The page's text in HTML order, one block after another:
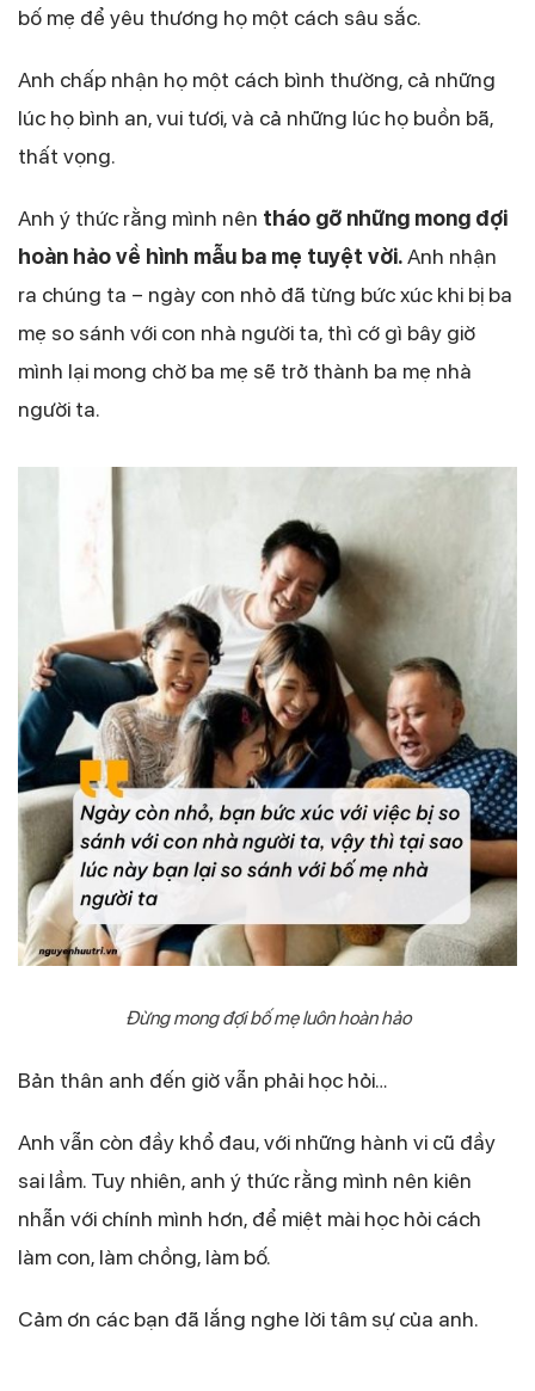
bố mẹ để yêu thương họ một cách sâu sắc.
Anh chấp nhận họ một cách bình thường, cả những
lúc họ bình an, vui tươi, và cả những lúc họ buồn bã,
thất vọng.
Anh ý thức rằng mình nên tháo gỡ những mong đợi
hoàn hảo về hình mẫu ba mẹ tuyệt vời.Anh nhận
ra chúng ta – ngày con nhỏ đã từng bức xúc khi bị ba
mẹ so sánh với con nhà người ta, thì cớ gì bây giờ
mình lại mong chờ ba mẹ sẽ trở thành ba mẹ nhà
người ta.
Đừng mong đợi bố mẹ luôn hoàn hảo
Bản thân anh đến giờ vẫn phải học hỏi…
Anh vẫn còn đầy khổ đau, với những hành vi cũ đầy
sai lầm. Tuy nhiên, anh ý thức rằng mình nên kiên
nhẫn với chính mình hơn, để miệt mài học hỏi cách
làm con, làm chồng, làm bố.
Cảm ơn các bạn đã lắng nghe lời tâm sự của anh.